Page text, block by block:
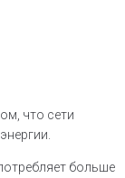
что сети
больше